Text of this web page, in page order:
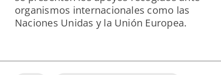
organismos internacionales como las
Naciones Unidas y la Unión Europea.